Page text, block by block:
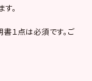
。
１点は必須です。ご